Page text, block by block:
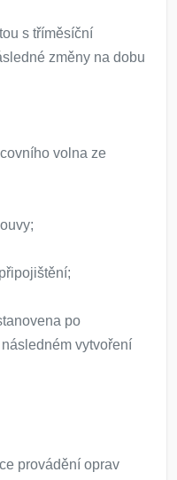
s tříměsíční
změny na dobu
volna ze
po
vytvoření
provádění oprav